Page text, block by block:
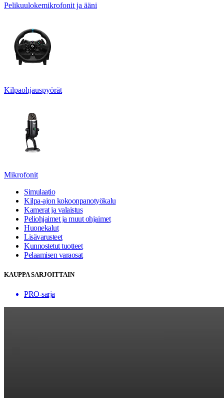
Pelikuulokemikrofonit ja ääni
Kilpaohjauspyörät
Mikrofonit
Simulaatio
Kilpa-ajon kokoonpanotyökalu
Kamerat ja valaistus
Peliohjaimet ja muut ohjaimet
Huonekalut
Lisävarusteet
Kunnostetut tuotteet
Pelaamisen varaosat
KAUPPA SARJOITTAIN
PRO-sarja